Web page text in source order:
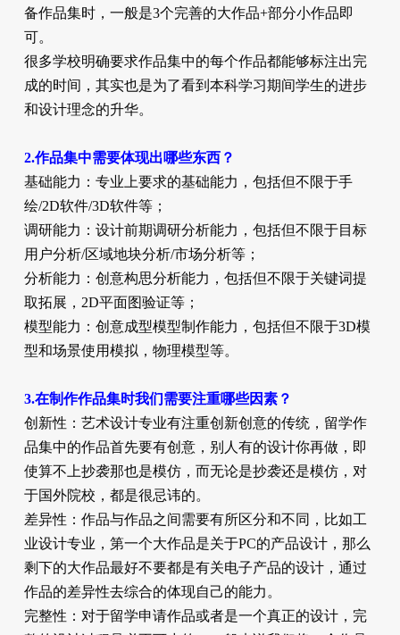
备作品集时，一般是3个完善的大作品+部分小作品即
可。
很多学校明确要求作品集中的每个作品都能够标注出完
成的时间，其实也是为了看到本科学习期间学生的进步
和设计理念的升华。
2.作品集中需要体现出哪些东西？
基础能力：专业上要求的基础能力，包括但不限于手
绘/2D软件/3D软件等；
调研能力：设计前期调研分析能力，包括但不限于目标
用户分析/区域地块分析/市场分析等；
分析能力：创意构思分析能力，包括但不限于关键词提
取拓展，2D平面图验证等；
模型能力：创意成型模型制作能力，包括但不限于3D模
型和场景使用模拟，物理模型等。
3.在制作作品集时我们需要注重哪些因素？
创新性：艺术设计专业有注重创新创意的传统，留学作
品集中的作品首先要有创意，别人有的设计你再做，即
使算不上抄袭那也是模仿，而无论是抄袭还是模仿，对
于国外院校，都是很忌讳的。
差异性：作品与作品之间需要有所区分和不同，比如工
业设计专业，第一个大作品是关于PC的产品设计，那么
剩下的大作品最好不要都是有关电子产品的设计，通过
作品的差异性去综合的体现自己的能力。
完整性：对于留学申请作品或者是一个真正的设计，完